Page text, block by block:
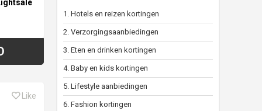
Like
1. Hotels en reizen kortingen
2. Verzorgingsaanbiedingen
3. Eten en drinken kortingen
4. Baby en kids kortingen
5. Lifestyle aanbiedingen
6. Fashion kortingen